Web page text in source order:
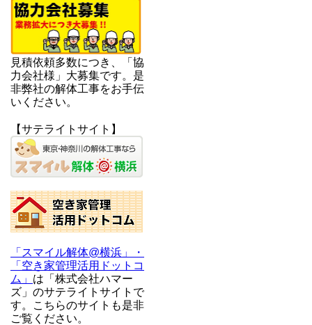
見積依頼多数につき、「協
力会社様」大募集です。是
非弊社の解体工事をお手伝
いください。
【サテライトサイト】
「スマイル解体@横浜」・
「空き家管理活用ドットコ
ム」 は「株式会社ハマー
ズ」のサテライトサイトで
す。こちらのサイトも是非
ご覧ください。